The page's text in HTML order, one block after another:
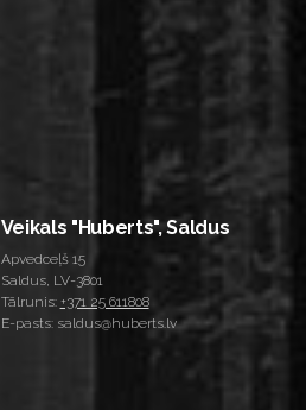
Veikals "Huberts", Saldus
Apvedceļš 15
Saldus, LV-3801
Tālrunis: +371 25 611808
E-pasts: saldus@huberts.lv